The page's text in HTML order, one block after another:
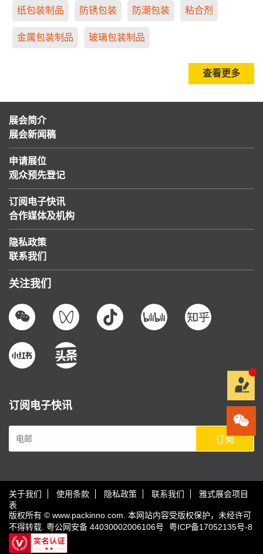
纸包装制品 防锈包装 防潮包装 粘合剂
金属包装制品 玻璃包装制品
查看更多
展会简介
展会新闻稿
申请展位
观众预先登记
订阅电子快讯
合作媒体及机构
隐私政策
联系我们
关注我们
订阅电子快讯
订阅
关于我们 使用条款 隐私政策 联系我们
雅式展会项目
表
版权所有 © www.packinno.com. 本网站内容受版权保护，未经许可
不得转载. 粤公网安备 44030002006106号 粤ICP备17052135号-8